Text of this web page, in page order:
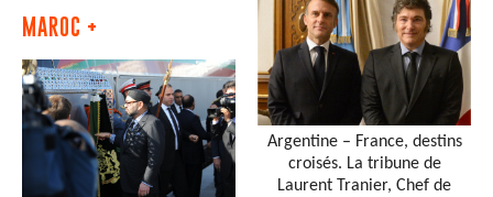
MAROC +
Argentine – France, destins
croisés. La tribune de
Laurent Tranier, Chef de